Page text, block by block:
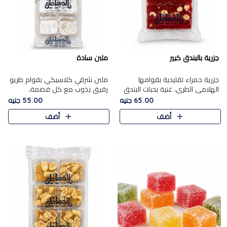
جزرية بالبندق كبير
جزرية حمراء تقليدية بقوامها
الهلامي الطري، غنية بحبات البندق
الفاخرة التي تضيف قرمشة راقية
إلى قوامها الناعم، لتقدم مزيجًا
متوازنًا من النكه..
65.00 جنيه
أضف
ملبن سادة
ملبن شرقي كلاسيكي بقوام طريو
رقيق يذوب مع كل قضمة،
مغطى بطبقة ناعمة من السكر
البودرة ليقدم المذاق الأصيل الذي
ارتبط بحلويات المولد التقليدي..
55.00 جنيه
أضف